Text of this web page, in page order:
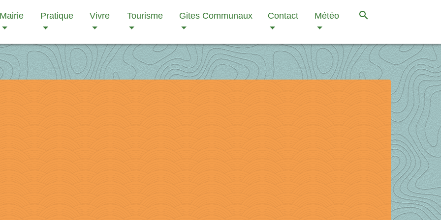
Mairie Pratique Vivre Tourisme Gites Communaux Contact Météo search